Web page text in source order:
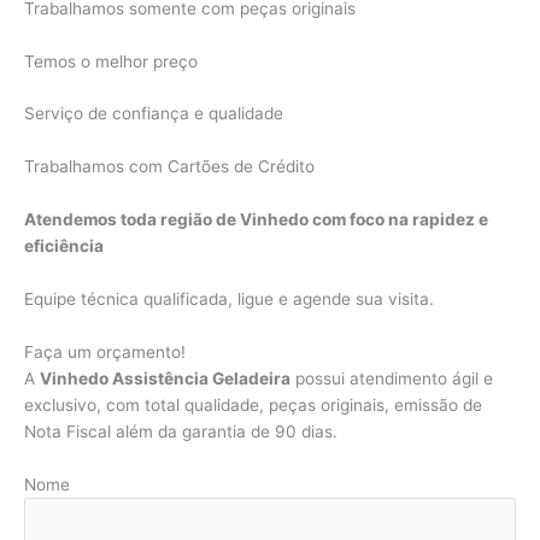
Trabalhamos somente com peças originais
Temos o melhor preço
Serviço de confiança e qualidade
Trabalhamos com Cartões de Crédito
Atendemos toda região de Vinhedo com foco na rapidez e
eficiência
Equipe técnica qualificada, ligue e agende sua visita.
Faça um orçamento!
A Vinhedo Assistência Geladeira possui atendimento ágil e
exclusivo, com total qualidade, peças originais, emissão de
Nota Fiscal além da garantia de 90 dias.
Nome